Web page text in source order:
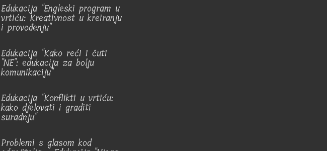
Edukacija "Engleski program u
vrtiću: Kreativnost u kreiranju
i provođenju"
Edukacija "Kako reći i čuti
"NE": edukacija za bolju
komunikaciju"
Edukacija "Konflikti u vrtiću:
kako djelovati i graditi
suradnju"
Problemi s glasom kod